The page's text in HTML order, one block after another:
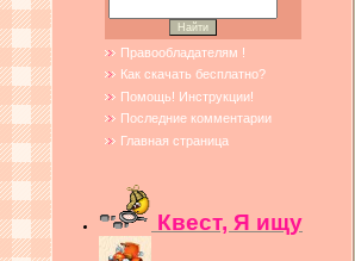
Правообладателям !
Как скачать бесплатно?
Помощь! Инструкции!
Последние комментарии
Главная страница
Квест, Я ищу